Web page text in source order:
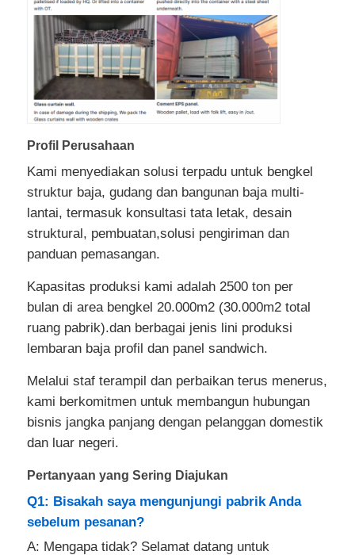
Profil Perusahaan
Kami menyediakan solusi terpadu untuk bengkel
struktur baja, gudang dan bangunan baja multi-
lantai, termasuk konsultasi tata letak, desain
struktural, pembuatan,solusi pengiriman dan
panduan pemasangan.
Kapasitas produksi kami adalah 2500 ton per
bulan di area bengkel 20.000m2 (30.000m2 total
ruang pabrik).dan berbagai jenis lini produksi
lembaran baja profil dan panel sandwich.
Melalui staf terampil dan perbaikan terus menerus,
kami berkomitmen untuk membangun hubungan
bisnis jangka panjang dengan pelanggan domestik
dan luar negeri.
Pertanyaan yang Sering Diajukan
Q1: Bisakah saya mengunjungi pabrik Anda
sebelum pesanan?
A: Mengapa tidak? Selamat datang untuk